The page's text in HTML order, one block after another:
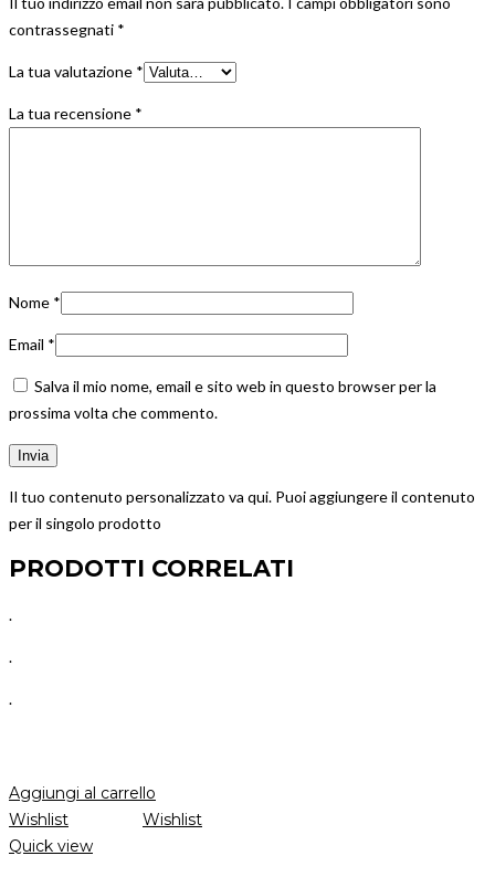
contrassegnati *
La tua valutazione *
La tua recensione *
Nome *
Email *
Salva il mio nome, email e sito web in questo browser per la
prossima volta che commento.
Il tuo contenuto personalizzato va qui. Puoi aggiungere il contenuto
per il singolo prodotto
PRODOTTI CORRELATI
.
.
.
Aggiungi al carrello
Wishlist
Wishlist
Quick view